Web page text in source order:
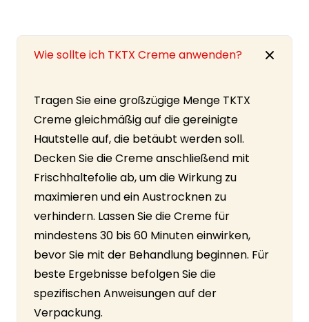
Wie sollte ich TKTX Creme anwenden?
Tragen Sie eine großzügige Menge TKTX
Creme gleichmäßig auf die gereinigte
Hautstelle auf, die betäubt werden soll.
Decken Sie die Creme anschließend mit
Frischhaltefolie ab, um die Wirkung zu
maximieren und ein Austrocknen zu
verhindern. Lassen Sie die Creme für
mindestens 30 bis 60 Minuten einwirken,
bevor Sie mit der Behandlung beginnen. Für
beste Ergebnisse befolgen Sie die
spezifischen Anweisungen auf der
Verpackung.